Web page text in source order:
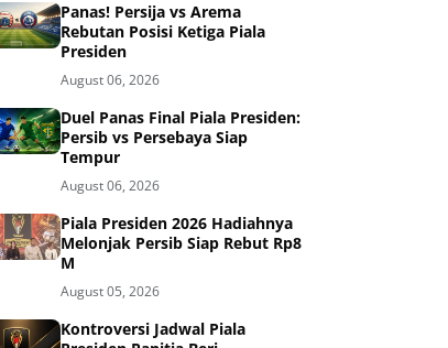
Panas! Persija vs Arema
Rebutan Posisi Ketiga Piala
Presiden
August 06, 2026
Duel Panas Final Piala Presiden:
Persib vs Persebaya Siap
Tempur
August 06, 2026
Piala Presiden 2026 Hadiahnya
Melonjak Persib Siap Rebut Rp8
M
August 05, 2026
Kontroversi Jadwal Piala